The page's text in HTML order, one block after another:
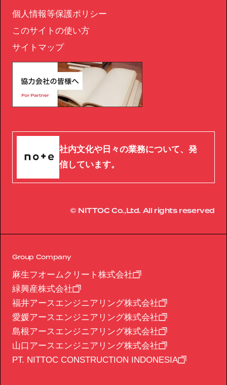
個人情報等保護ポリシー
このサイトの使い方
サイトマップ
社内文化や日々の業務について、発
信しています。
© NITTOC Co.,Ltd. All rights reserved
Group Company
麻生フオームクリート株式会社
緑興産株式会社
福井アースエンジニアリング株式会社
愛媛アースエンジニアリング株式会社
島根アースエンジニアリング株式会社
山口アースエンジニアリング株式会社
PT. NITTOC CONSTRUCTION INDONESIA